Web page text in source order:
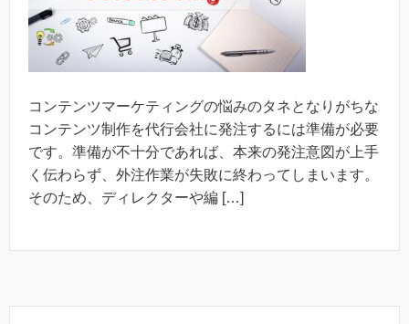
コンテンツマーケティングの悩みのタネとなりがちな
コンテンツ制作を代行会社に発注するには準備が必要
です。準備が不十分であれば、本来の発注意図が上手
く伝わらず、外注作業が失敗に終わってしまいます。
そのため、ディレクターや編 […]